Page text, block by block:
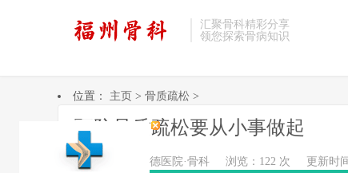
汇聚骨科精彩分享
领您探索骨病知识
位置： 主页 > 骨质疏松 >
预防骨质疏松要从小事做起
作者：福州中德医院·骨科 浏览：122 次 更新时